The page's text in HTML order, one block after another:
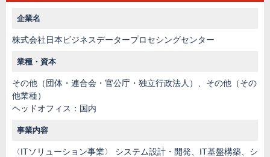
企業名
株式会社日本ビジネスデータープロセシングセンター
業種・資本
その他（団体・連合会・官公庁・独立行政法人）、その他（その
他業種）
ヘッドオフィス：国内
事業内容
〈ITソリューション事業〉 システム設計・開発、IT基盤構築、シ